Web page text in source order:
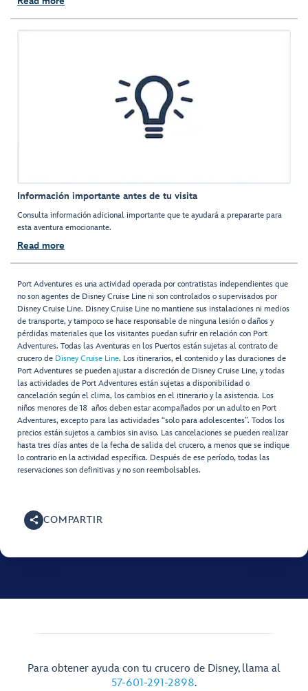
Información importante antes de tu visita
Consulta información adicional importante que te ayudará a prepararte para
esta aventura emocionante.
Read more
Port Adventures es una actividad operada por contratistas independientes que
no son agentes de Disney Cruise Line ni son controlados o supervisados por
Disney Cruise Line. Disney Cruise Line no mantiene sus instalaciones ni medios
de transporte, y tampoco se hace responsable de ninguna lesión o daños y
pérdidas materiales que los visitantes puedan sufrir en relación con Port
Adventures. Todas las Aventuras en los Puertos están sujetas al contrato de
crucero de Disney Cruise Line. Los itinerarios, el contenido y las duraciones de
Port Adventures se pueden ajustar a discreción de Disney Cruise Line, y todas
las actividades de Port Adventures están sujetas a disponibilidad o
cancelación según el clima, los cambios en el itinerario y la asistencia. Los
niños menores de 18 años deben estar acompañados por un adulto en Port
Adventures, excepto para las actividades “solo para adolescentes”. Todos los
precios están sujetos a cambios sin aviso. Las cancelaciones se pueden realizar
hasta tres días antes de la fecha de salida del crucero, a menos que se indique
lo contrario en la actividad específica. Después de ese período, todas las
reservaciones son definitivas y no son reembolsables.
COMPARTIR
Para obtener ayuda con tu crucero de Disney, llama al
57-601-291-2898.